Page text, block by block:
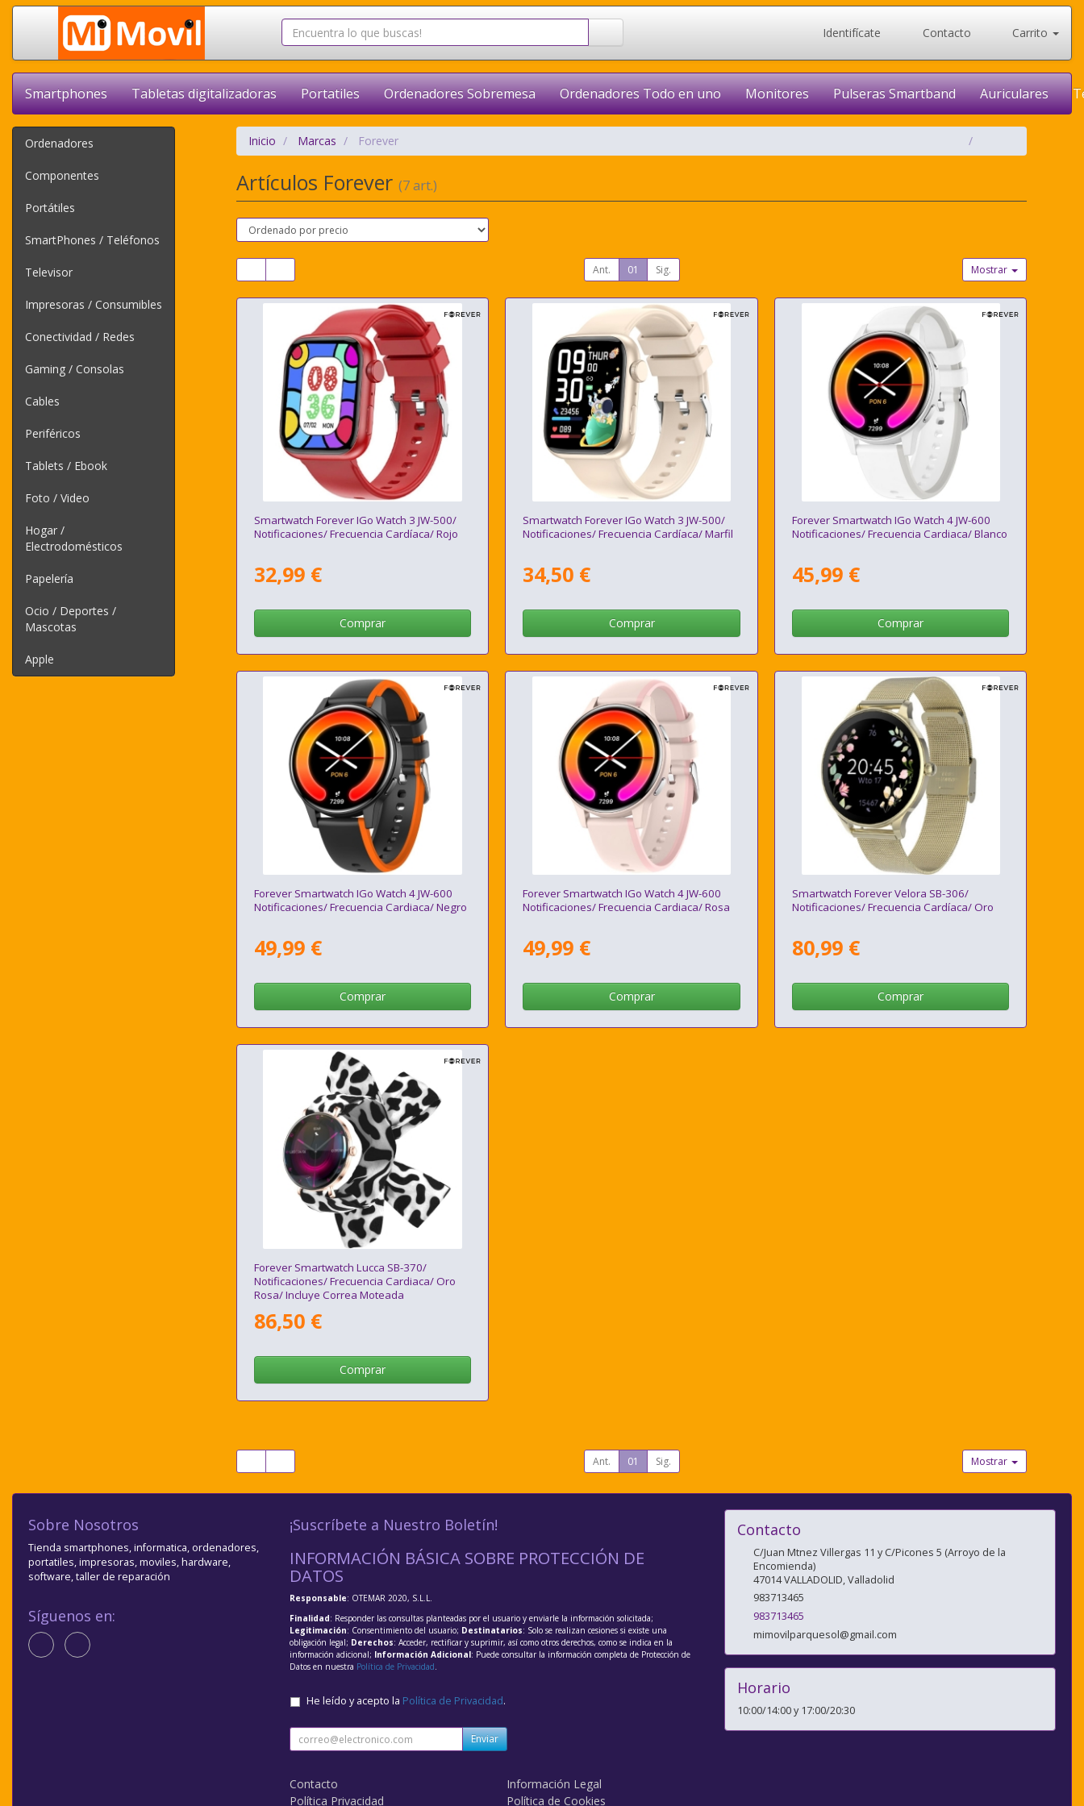
Identifícate Contacto Carrito
Smartphones Tabletas digitalizadoras Portatiles Ordenadores Sobremesa Ordenadores Todo en uno Monitores Pulseras Smartband Auriculares
Ordenadores
Componentes
Portátiles
SmartPhones / Teléfonos
Televisor
Impresoras / Consumibles
Conectividad / Redes
Gaming / Consolas
Cables
Periféricos
Tablets / Ebook
Foto / Video
Hogar /
Electrodomésticos
Papelería
Ocio / Deportes /
Mascotas
Apple
Inicio Marcas Forever
Artículos Forever (7 art.)
Ant. 01 Sig. Mostrar
Smartwatch Forever IGo Watch 3 JW-500/
Notificaciones/ Frecuencia Cardíaca/ Rojo
32,99 €
Comprar
Smartwatch Forever IGo Watch 3 JW-500/
Notificaciones/ Frecuencia Cardíaca/ Marfil
34,50 €
Comprar
Forever Smartwatch IGo Watch 4 JW-600
Notificaciones/ Frecuencia Cardiaca/ Blanco
45,99 €
Comprar
Forever Smartwatch IGo Watch 4 JW-600
Notificaciones/ Frecuencia Cardiaca/ Negro
49,99 €
Comprar
Forever Smartwatch IGo Watch 4 JW-600
Notificaciones/ Frecuencia Cardiaca/ Rosa
49,99 €
Comprar
Smartwatch Forever Velora SB-306/
Notificaciones/ Frecuencia Cardíaca/ Oro
80,99 €
Comprar
Forever Smartwatch Lucca SB-370/
Notificaciones/ Frecuencia Cardiaca/ Oro
Rosa/ Incluye Correa Moteada
86,50 €
Comprar
Ant. 01 Sig. Mostrar
Sobre Nosotros
Tienda smartphones, informatica, ordenadores,
portatiles, impresoras, moviles, hardware,
software, taller de reparación
Síguenos en:
¡Suscríbete a Nuestro Boletín!
INFORMACIÓN BÁSICA SOBRE PROTECCIÓN DE
DATOS
Responsable: OTEMAR 2020, S.L.L.
Finalidad: Responder las consultas planteadas por el usuario y enviarle la información solicitada;
Legitimación: Consentimiento del usuario; Destinatarios: Solo se realizan cesiones si existe una
obligación legal; Derechos: Acceder, rectificar y suprimir, así como otros derechos, como se indica en la
información adicional; Información Adicional: Puede consultar la información completa de Protección de
Datos en nuestra Política de Privacidad.
He leído y acepto la Política de Privacidad.
Enviar
Contacto
Información Legal
Política Privacidad
Política de Cookies
Contacto
C/Juan Mtnez Villergas 11 y C/Picones 5 (Arroyo de la
Encomienda)
47014VALLADOLID,Valladolid
983713465
983713465
mimovilparquesol@gmail.com
Horario
10:00/14:00 y 17:00/20:30